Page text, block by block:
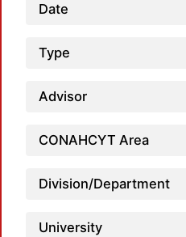
Date
Type
Advisor
CONAHCYT Area
Division/Department
University